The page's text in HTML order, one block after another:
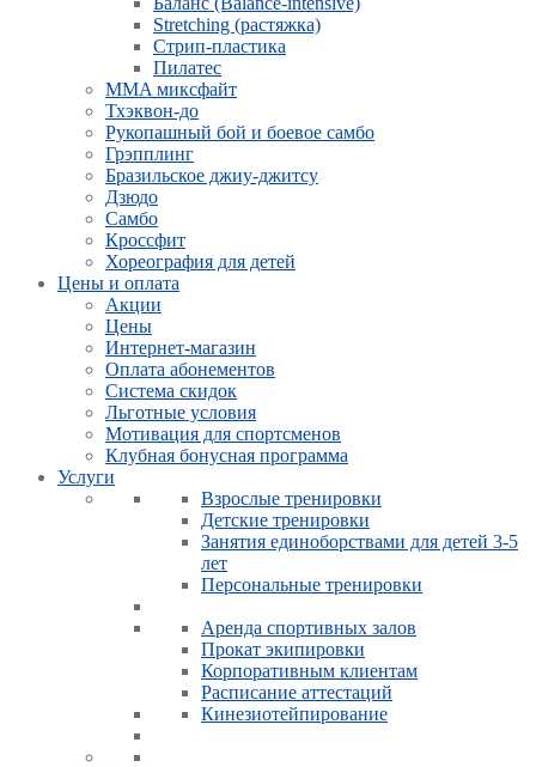
Stretching (растяжка)
Стрип-пластика
Пилатес
MMA миксфайт
Тхэквон-до
Рукопашный бой и боевое самбо
Грэпплинг
Бразильское джиу-джитсу
Дзюдо
Самбо
Кроссфит
Хореография для детей
Цены и оплата
Акции
Цены
Интернет-магазин
Оплата абонементов
Система скидок
Льготные условия
Мотивация для спортсменов
Клубная бонусная программа
Услуги
Взрослые тренировки
Детские тренировки
Занятия единоборствами для детей 3-5
лет
Персональные тренировки
Аренда спортивных залов
Прокат экипировки
Корпоративным клиентам
Расписание аттестаций
Кинезиотейпирование